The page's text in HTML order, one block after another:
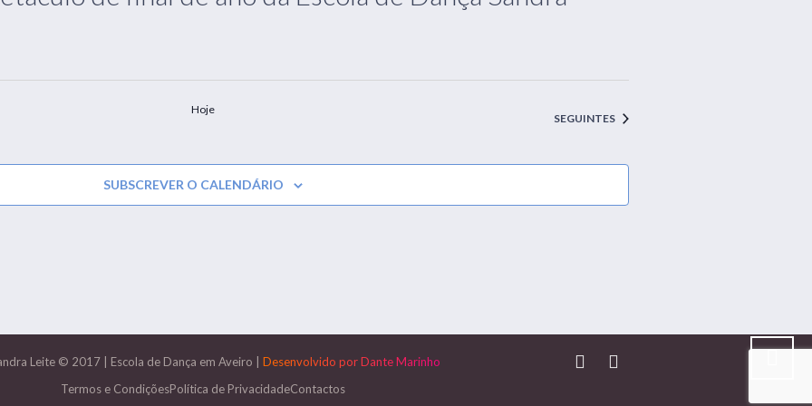
Hoje
EVENTOS
SEGUINTES
SUBSCREVER O CALENDÁRIO
Leite © 2017 Escola de Dança em Aveiro Desenvolvido porDante Marinho
Termos e CondiçõesPolítica de PrivacidadeContactos